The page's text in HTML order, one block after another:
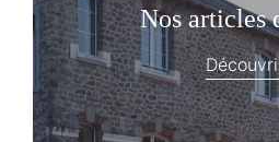
Nos articles